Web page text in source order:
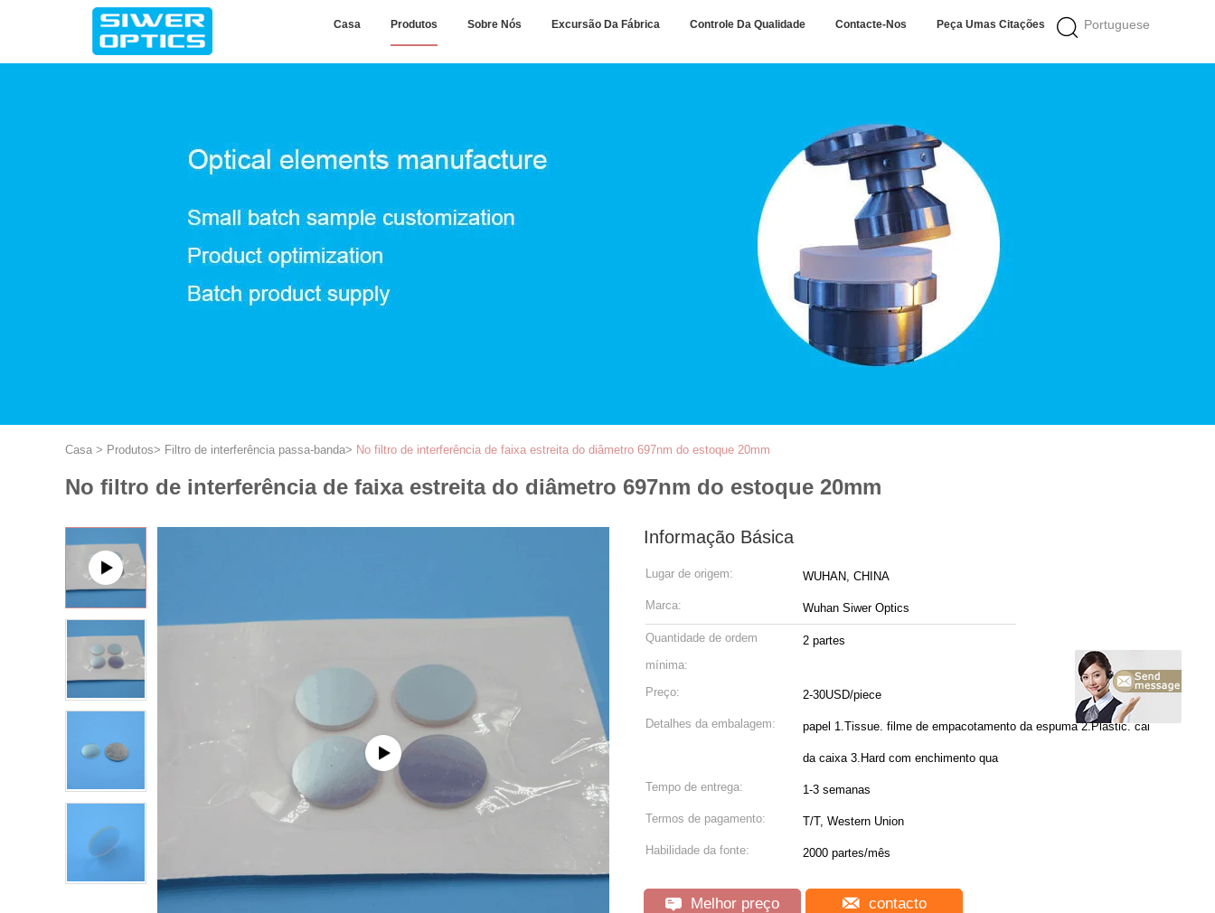
Portuguese
Casa Produtos Sobre Nós Excursão Da Fábrica Controle Da Qualidade Contacte-Nos Peça Umas Citações
Casa > Produtos> Filtro de interferência passa-banda> No filtro de interferência de faixa estreita do diâmetro 697nm do estoque 20mm
No filtro de interferência de faixa estreita do diâmetro 697nm do estoque 20mm
Informação Básica
Lugar de origem: WUHAN, CHINA
Marca: Wuhan Siwer Optics
Quantidade de ordem
mínima:
2 partes
Preço: 2-30USD/piece
Detalhes da embalagem: papel 1.Tissue. filme de empacotamento da espuma 2.Plastic. caixa
da caixa 3.Hard com enchimento qua
Tempo de entrega: 1-3 semanas
Termos de pagamento: T/T, Western Union
Habilidade da fonte: 2000 partes/mês
Melhor preço contacto